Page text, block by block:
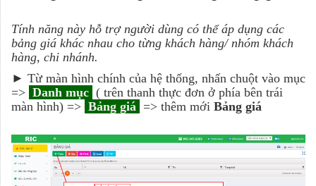
Tính năng này hỗ trợ người dùng có thể áp dụng các
bảng giá khác nhau cho từng khách hàng/ nhóm khách
hàng, chi nhánh.
► Từ màn hình chính của hệ thống, nhấn chuột vào mục
=> Danh mục ( trên thanh thực đơn ở phía bên trái
màn hình) => Bảng giá => thêm mới Bảng giá